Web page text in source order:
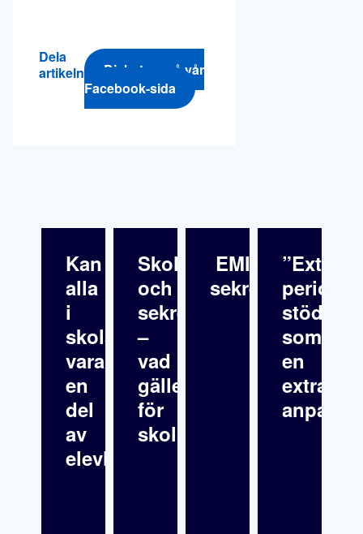
Dela
artikeln
Diskutera på vår
Facebook-sida
Kan
alla
i
skolan
vara
en
del
av
elevhälsan?
Skolfrånvaro
och
sekretess
–
vad
gäller
för
skolsköterskor?
EMI:s
sekretess
”Extra
stöd”
som
en
extra